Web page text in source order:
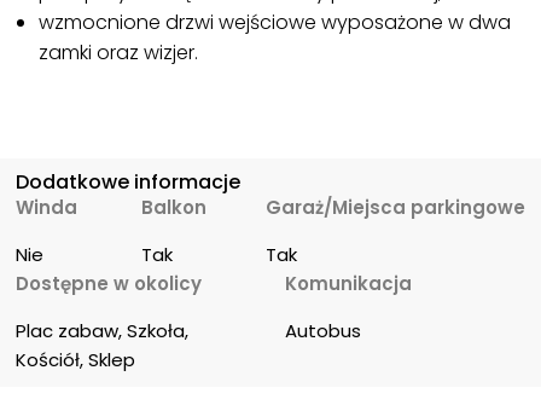
wzmocnione drzwi wejściowe wyposażone w dwa
zamki oraz wizjer.
Dodatkowe informacje
Winda
Nie
Balkon
Tak
Garaż/Miejsca parkingowe
Tak
Dostępne w okolicy
Plac zabaw, Szkoła,
Kościół, Sklep
Komunikacja
Autobus